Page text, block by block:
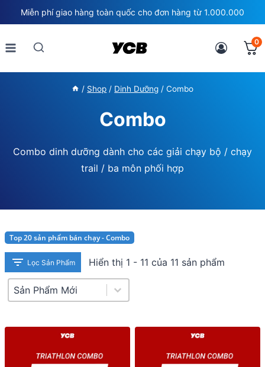
to
content
Miễn phí giao hàng toàn quốc cho đơn hàng từ 1.000.000
0
/ Shop / Dinh Dưỡng / Combo
Combo
Combo dinh dưỡng dành cho các giải chạy bộ / chạy
trail / ba môn phối hợp
Top 20 sản phẩm bán chạy - Combo
Lọc Sản Phẩm Hiển thị 1 - 11 của 11 sản phẩm
Product Sort
Sort content